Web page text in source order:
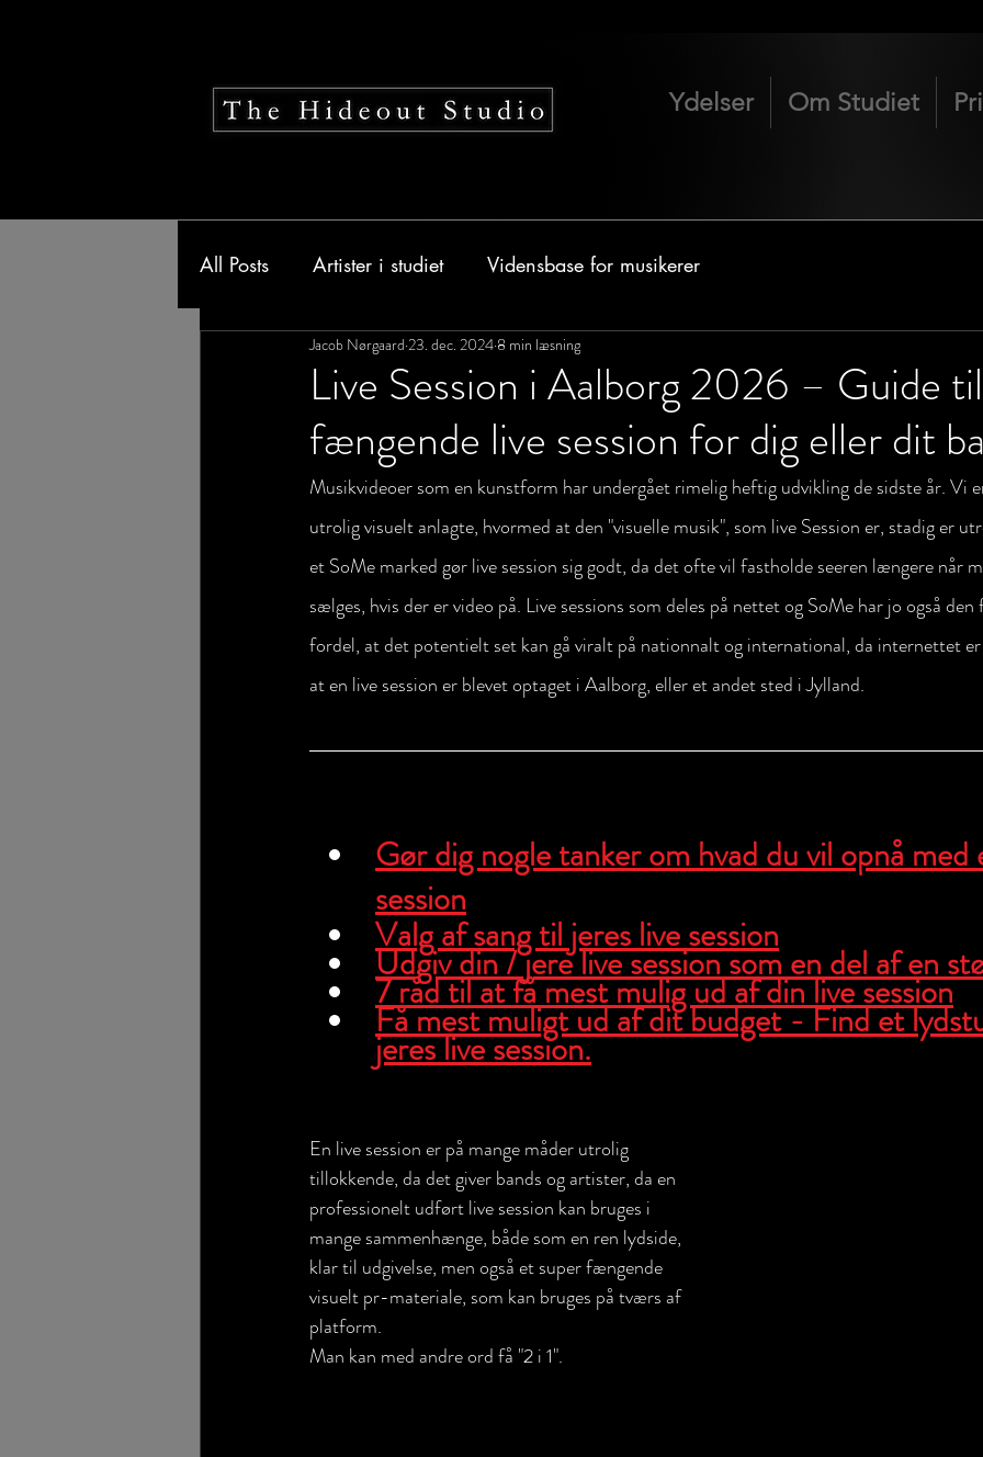
Ydelser Om Studiet
All Posts Artister i studiet Vidensbase for musikerer
Live Session i Aalborg 2026 – Guide
fængende live session for dig eller dit
Jacob Nørgaard 23. dec. 2024 8 min læsning
Musikvideoer som en kunstform har undergået rimelig heftig udvikling de sidste år. Vi
utrolig visuelt anlagte, hvormed at den "visuelle musik", som live Session er, stadig er
et SoMe marked gør live session sig godt, da det ofte vil fastholde seeren længere når
sælges, hvis der er video på. Live sessions som deles på nettet og SoMe har jo også
fordel, at det potentielt set kan gå viralt på nationnalt og international, da internettet
at en live session er blevet optaget i Aalborg, eller et andet sted i Jylland.
Gør dig nogle tanker om hvad du vil opnå med
session
Valg af sang til jeres live session
Udgiv din / jere live session som en del af en
7 råd til at få mest mulig ud af din live session
Få mest muligt ud af dit budget - Find et
jeres live session.
En live session er på mange måder utrolig
tillokkende, da det giver bands og artister, da en
professionelt udført live session kan bruges i
mange sammenhænge, både som en ren lydside,
klar til udgivelse, men også et super fængende
visuelt pr-materiale, som kan bruges på tværs af
platform.
Man kan med andre ord få "2 i 1".